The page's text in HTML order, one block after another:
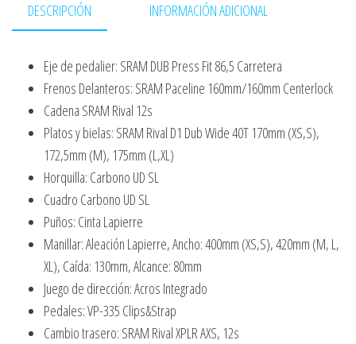
DESCRIPCIÓN INFORMACIÓN ADICIONAL
Eje de pedalier: SRAM DUB Press Fit 86,5 Carretera
Frenos Delanteros: SRAM Paceline 160mm/160mm Centerlock
Cadena SRAM Rival 12s
Platos y bielas: SRAM Rival D1 Dub Wide 40T 170mm (XS,S),
172,5mm (M), 175mm (L,XL)
Horquilla: Carbono UD SL
Cuadro Carbono UD SL
Puños: Cinta Lapierre
Manillar: Aleación Lapierre, Ancho: 400mm (XS,S), 420mm (M, L,
XL), Caída: 130mm, Alcance: 80mm
Juego de dirección: Acros Integrado
Pedales: VP-335 Clips&Strap
Cambio trasero: SRAM Rival XPLR AXS, 12s